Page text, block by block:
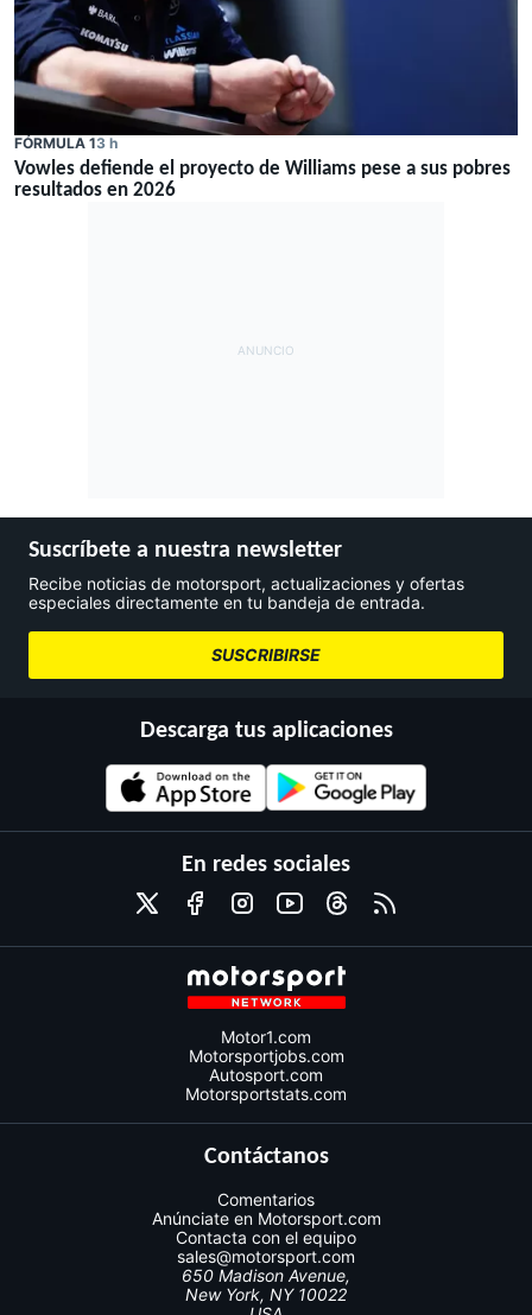
FÓRMULA 13 h
Vowles defiende el proyecto de Williams pese a sus pobres
resultados en 2026
Suscríbete a nuestra newsletter
Recibe noticias de motorsport, actualizaciones y ofertas
especiales directamente en tu bandeja de entrada.
SUSCRIBIRSE
Descarga tus aplicaciones
En redes sociales
Motor1.com
Motorsportjobs.com
Autosport.com
Motorsportstats.com
Contáctanos
Comentarios
Anúnciate en Motorsport.com
Contacta con el equipo
sales@motorsport.com
650 Madison Avenue,
New York, NY 10022